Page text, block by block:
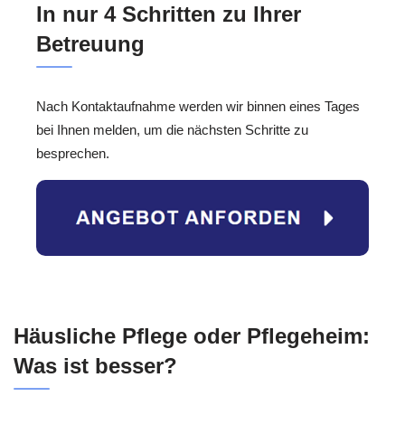
In nur 4 Schritten zu Ihrer
Betreuung
Nach Kontaktaufnahme werden wir binnen eines Tages
bei Ihnen melden, um die nächsten Schritte zu
besprechen.
Häusliche Pflege oder Pflegeheim:
Was ist besser?